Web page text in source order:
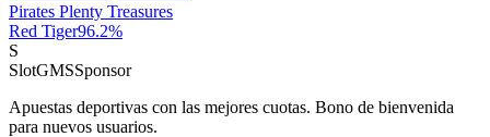
Pirates Plenty Treasures
Red Tiger96.2%
S
SlotGMSSponsor
Apuestas deportivas con las mejores cuotas. Bono de bienvenida
para nuevos usuarios.